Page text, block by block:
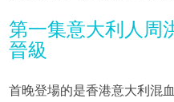
第一集意大利人周
晉級
首晚登場的是香港意大利混